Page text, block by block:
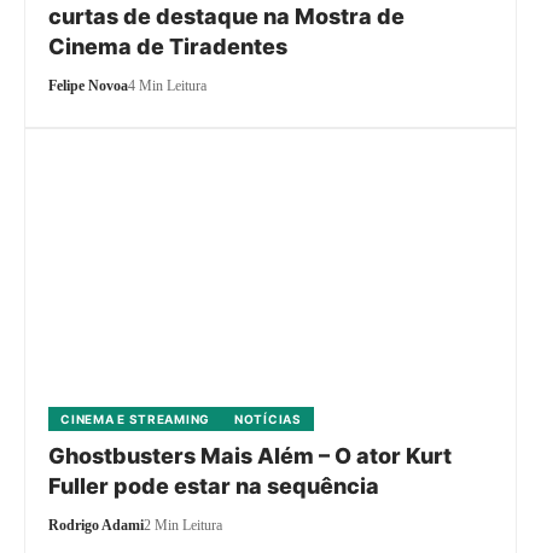
curtas de destaque na Mostra de
Cinema de Tiradentes
Felipe Novoa4 Min Leitura
CINEMA E STREAMING NOTÍCIAS
Ghostbusters Mais Além – O ator Kurt
Fuller pode estar na sequência
Rodrigo Adami2 Min Leitura